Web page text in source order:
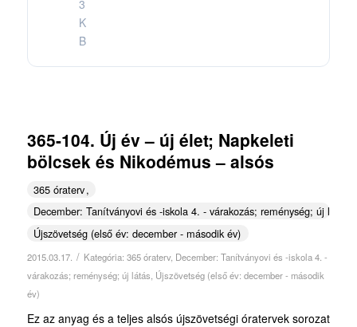
3
K
B
365-104. Új év – új élet; Napkeleti
bölcsek és Nikodémus – alsós
365 óraterv
December: Tanítványovi és -iskola 4. - várakozás; reménység; új látás
Újszövetség (első év: december - második év)
2015.03.17. / Kategória: 365 óraterv, December: Tanítványovi és -iskola 4. -
várakozás; reménység; új látás Újszövetség (első év: december - második
év)
Ez az anyag és a teljes alsós újszövetségi óratervek sorozat